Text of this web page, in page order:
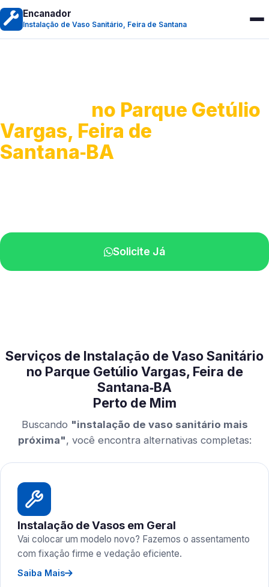
Encanador
Instalação de Vaso Sanitário, Feira de Santana
no Parque Getúlio
Vargas, Feira de
Santana‑BA
Solicite Já
Serviços de Instalação de Vaso Sanitário
no Parque Getúlio Vargas, Feira de
Santana‑BA
Perto de Mim
Buscando "instalação de vaso sanitário mais
próxima", você encontra alternativas completas:
Instalação de Vasos em Geral
Vai colocar um modelo novo? Fazemos o assentamento
com fixação firme e vedação eficiente.
Saiba Mais